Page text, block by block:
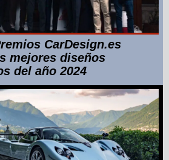
CarDesign.es
mejores diseños
del año 2024